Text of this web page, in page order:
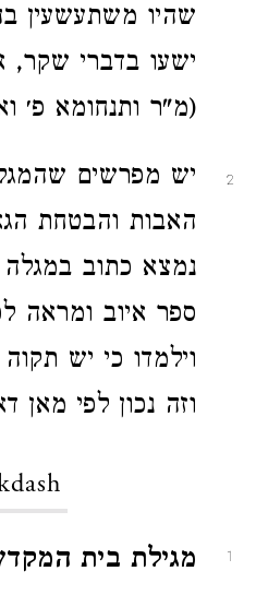
שהיו משתעשעין
ישעו בדברי שקר,
(מ"ר ותנחומא פ׳
2
יש מפרשים
האבות והבטחת
נמצא כתוב
ספר איוב ומראה
וילמדו כי יש
וזה נכון לפי
1 מגילת בית